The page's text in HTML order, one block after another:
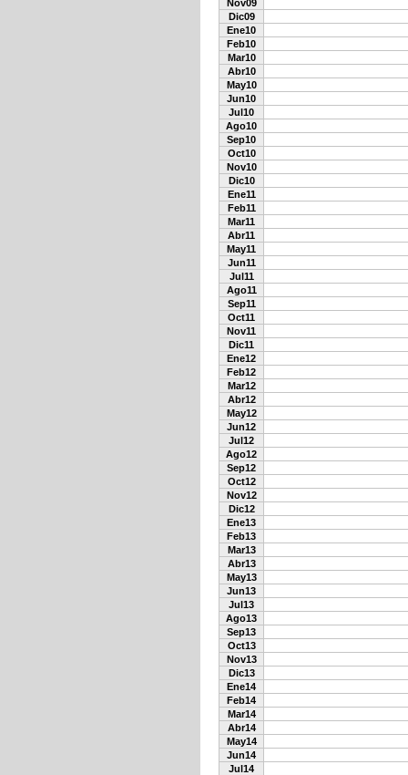
Nov09
Dic09
Ene10
Feb10
Mar10
Abr10
May10
Jun10
Jul10
Ago10
Sep10
Oct10
Nov10
Dic10
Ene11
Feb11
Mar11
Abr11
May11
Jun11
Jul11
Ago11
Sep11
Oct11
Nov11
Dic11
Ene12
Feb12
Mar12
Abr12
May12
Jun12
Jul12
Ago12
Sep12
Oct12
Nov12
Dic12
Ene13
Feb13
Mar13
Abr13
May13
Jun13
Jul13
Ago13
Sep13
Oct13
Nov13
Dic13
Ene14
Feb14
Mar14
Abr14
May14
Jun14
Jul14